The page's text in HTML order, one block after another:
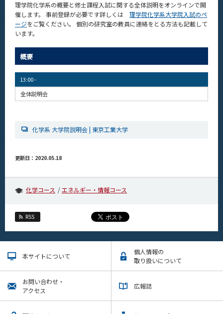
理学院化学系の概要と修士課程入試に関する全体説明をオンラインで開
催します。 事前登録が必要です詳しくは 理学院化学系大学院入試のペ
ージをご覧ください。 個別の研究室の教員に連絡をとる方法も記載して
います。
概要
13:00 -
全体説明会
化学系 大学院説明会 | 東京工業大学
更新日：2020.05.18
化学コース エネルギー・情報コース
RSS
本サイトについて
個人情報の
取り扱いについて
お問い合わせ・
アクセス
広報誌
サイト構成
学内向け情報
系詳細情報